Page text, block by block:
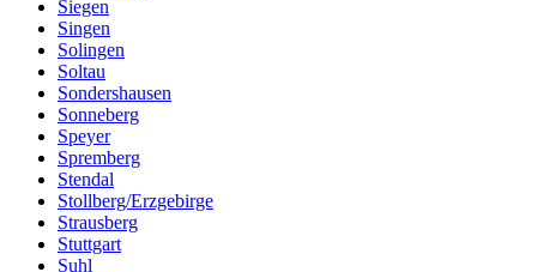
Siegen
Singen
Solingen
Soltau
Sondershausen
Sonneberg
Speyer
Spremberg
Stendal
Stollberg/Erzgebirge
Strausberg
Stuttgart
Suhl